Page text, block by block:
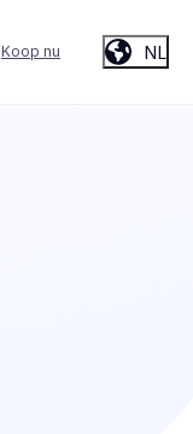
Koop nu NL